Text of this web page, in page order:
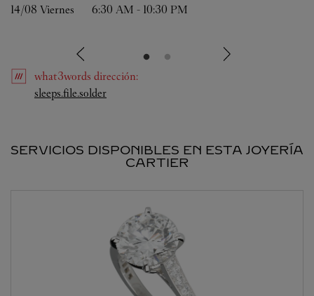
14/08 Viernes 6:30 AM - 10:30 PM
what3words dirección:
sleeps.file.solderLink Opens in New Tab
SERVICIOS DISPONIBLES EN ESTA JOYERÍA
CARTIER